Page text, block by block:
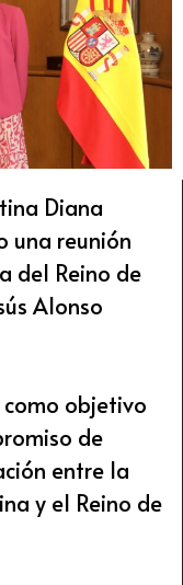
Diana
una reunión
del Reino de
Alonso
objetivo
de
entre la
y el Reino de